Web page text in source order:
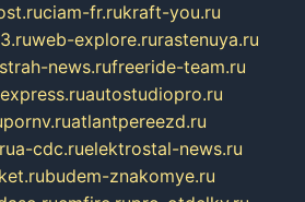
ciam-fr.rukraft-you.ru
web-explore.rurastenuya.ru
strah-news.rufreeride-team.ru
autostudiopro.ru
pornv.ruatlantpereezd.ru
a-cdc.ruelektrostal-news.ru
budem-znakomye.ru